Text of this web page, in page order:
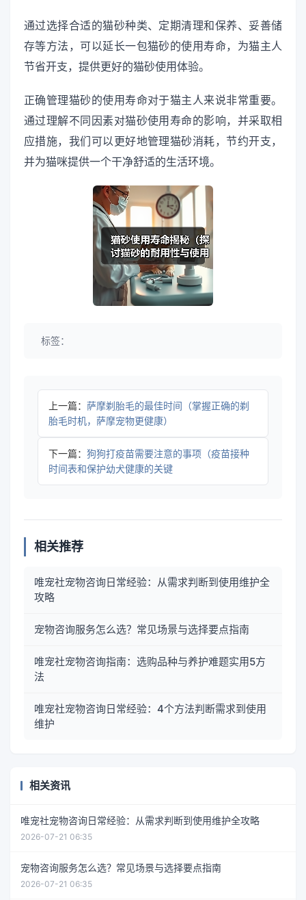
通过选择合适的猫砂种类、定期清理和保养、妥善储
存等方法，可以延长一包猫砂的使用寿命，为猫主人
节省开支，提供更好的猫砂使用体验。
正确管理猫砂的使用寿命对于猫主人来说非常重要。
通过理解不同因素对猫砂使用寿命的影响，并采取相
应措施，我们可以更好地管理猫砂消耗，节约开支，
并为猫咪提供一个干净舒适的生活环境。
标签：
上一篇： 萨摩剃胎毛的最佳时间（掌握正确的剃
胎毛时机，萨摩宠物更健康）
下一篇： 狗狗打疫苗需要注意的事项（疫苗接种
时间表和保护幼犬健康的关键
相关推荐
唯宠社宠物咨询日常经验：从需求判断到使用维护全
攻略
宠物咨询服务怎么选？常见场景与选择要点指南
唯宠社宠物咨询指南：选购品种与养护难题实用5方
法
唯宠社宠物咨询日常经验：4个方法判断需求到使用
维护
相关资讯
唯宠社宠物咨询日常经验：从需求判断到使用维护全攻略
2026-07-21 06:35
宠物咨询服务怎么选？常见场景与选择要点指南
2026-07-21 06:35